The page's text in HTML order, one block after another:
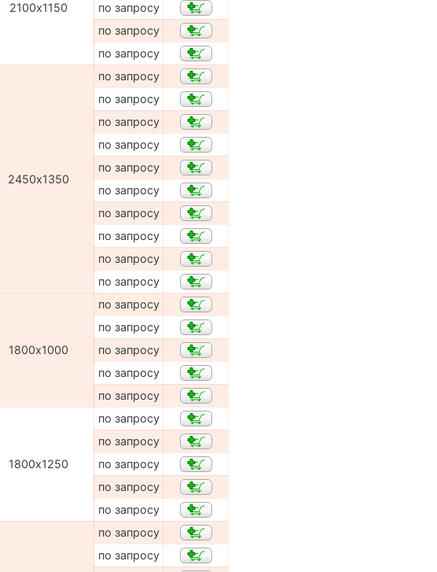
2100х1150
по запросу
по запросу
по запросу
2450х1350
по запросу
по запросу
по запросу
по запросу
по запросу
по запросу
по запросу
по запросу
по запросу
по запросу
1800х1000
по запросу
по запросу
по запросу
по запросу
по запросу
1800х1250
по запросу
по запросу
по запросу
по запросу
по запросу
по запросу
по запросу